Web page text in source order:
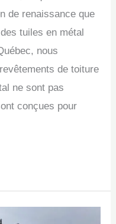
de renaissance que
tuiles en métal
nous
de toiture
ne sont pas
conçues pour